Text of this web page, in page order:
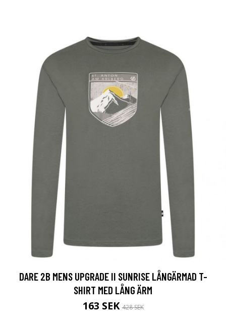
DARE 2B MENS UPGRADE II SUNRISE LÅNGÄRMAD T-
SHIRT MED LÅNG ÄRM
163 SEK428 SEK